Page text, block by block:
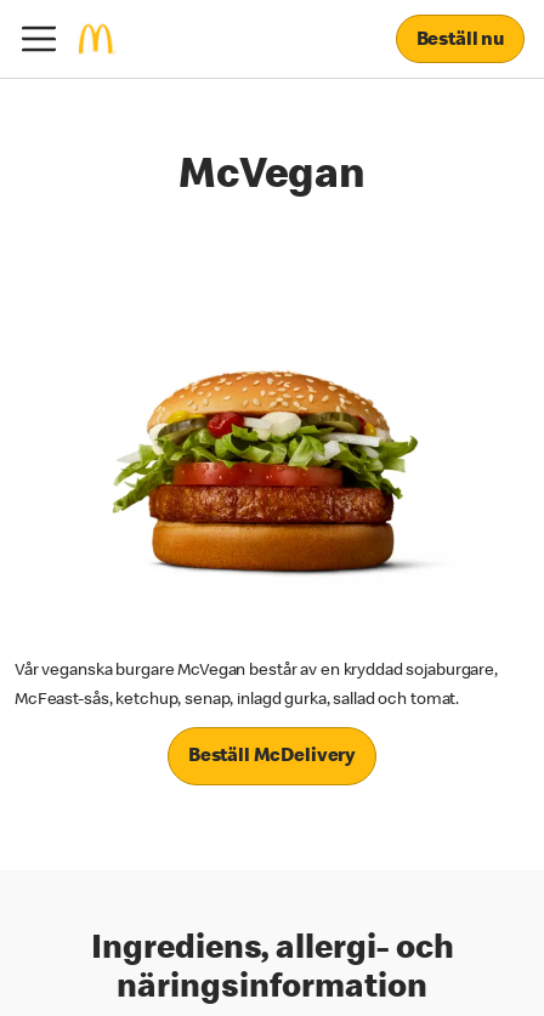
Beställ nu
McVegan
Vår veganska burgare McVegan består av en kryddad sojaburgare,
McFeast-sås, ketchup, senap, inlagd gurka, sallad och tomat.
Beställ McDelivery
Ingrediens, allergi- och
näringsinformation